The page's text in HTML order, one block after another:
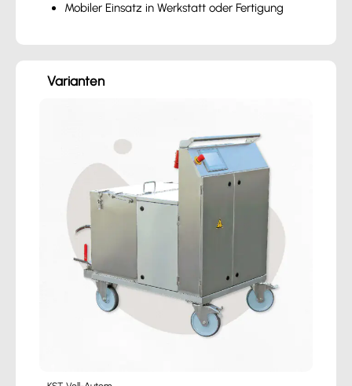
Mobiler Einsatz in Werkstatt oder Fertigung
Varianten